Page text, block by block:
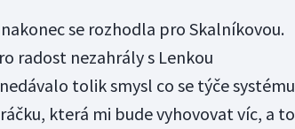
se rozhodla pro Skalníkovou.
radost nezahrály s Lenkou
tolik smysl co se týče systému
která mi bude vyhovovat víc, a to